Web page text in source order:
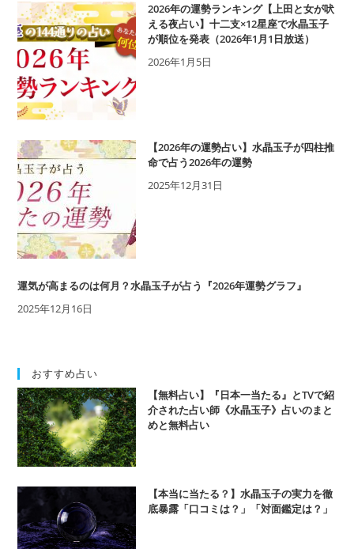
2026年の運勢ランキング【上田と女が吠
える夜占い】十二支×12星座で水晶玉子
が順位を発表（2026年1月1日放送）
2026年1月5日
【2026年の運勢占い】水晶玉子が四柱推
命で占う2026年の運勢
2025年12月31日
運気が高まるのは何月？水晶玉子が占う『2026年運勢グラフ』
2025年12月16日
おすすめ占い
【無料占い】『日本一当たる』とTVで紹
介された占い師《水晶玉子》占いのまと
めと無料占い
【本当に当たる？】水晶玉子の実力を徹
底暴露「口コミは？」「対面鑑定は？」